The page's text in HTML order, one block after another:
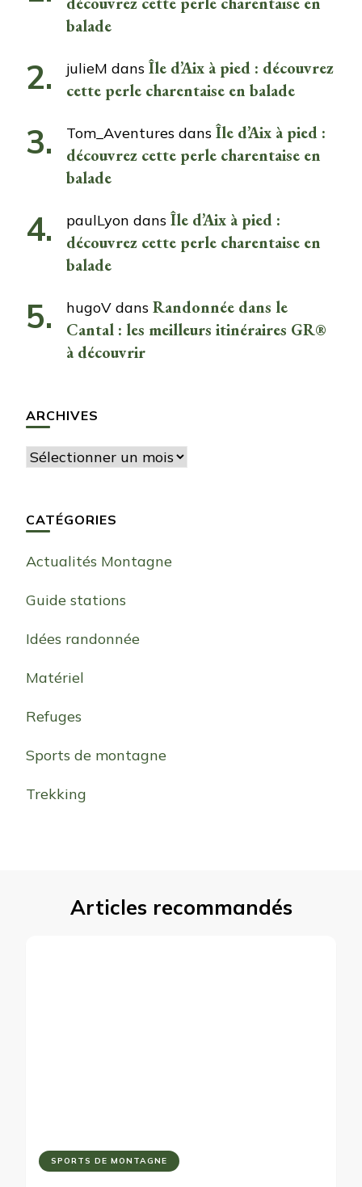
balade
julieM dans Île d’Aix à pied : découvrez
cette perle charentaise en balade
Tom_Aventures dans Île d’Aix à pied :
découvrez cette perle charentaise en
balade
paulLyon dans Île d’Aix à pied :
découvrez cette perle charentaise en
balade
hugoV dans Randonnée dans le
Cantal : les meilleurs itinéraires GR®
à découvrir
ARCHIVES
Archives
CATÉGORIES
Actualités Montagne
Guide stations
Idées randonnée
Matériel
Refuges
Sports de montagne
Trekking
Articles recommandés
SPORTS DE MONTAGNE